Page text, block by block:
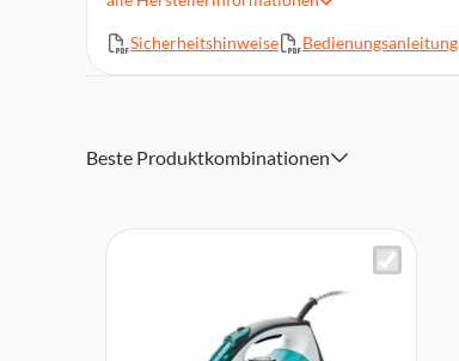
3 automatische Abschaltpositionen
Aufheizzeit: nur 40 Sekunden
Sicherheitshinweise Bedienungsanleitung
Beste Produktkombinationen